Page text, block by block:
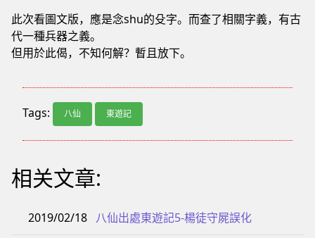
此次看圖文版，應是念shu的殳字。而查了相關字義，有古
代一種兵器之義。
但用於此偈，不知何解？暫且放下。
Tags: 八仙 東遊記
相关文章:
2019/02/18 八仙出處東遊記5-楊徒守屍誤化